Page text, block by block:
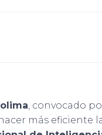
, convocado
más